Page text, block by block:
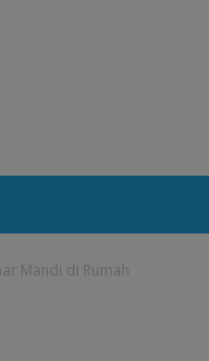
Mandi di Rumah